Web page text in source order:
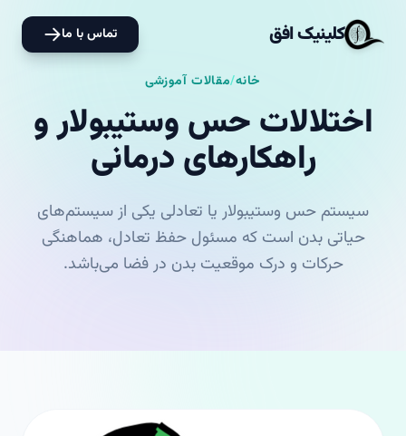
کلینیک افق تماس با ما
خانه/مقالات آموزشی
اختلالات حس وستیبولار و
راهکارهای درمانی
سیستم حس وستیبولار یا تعادلی یکی از سیستم‌های
حیاتی بدن است که مسئول حفظ تعادل، هماهنگی
حرکات و درک موقعیت بدن در فضا می‌باشد.